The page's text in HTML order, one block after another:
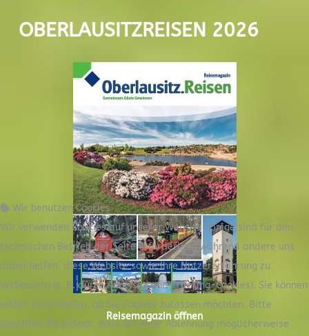
OBERLAUSITZREISEN 2026
Reisemagazin öffnen
Wir benutzen Cookies
Wir verwenden Cookies auf unserer Website. Einige sind für den
technischen Betrieb der Seite erforderlich, während andere uns
dabei helfen, diese Website sowie Ihre Nutzererfahrung zu
verbessern (z. B. durch Analyse- und Tracking-Cookies). Sie können
selbst entscheiden, ob Sie Cookies zulassen möchten. Bitte
beachten Sie jedoch, dass bei einer Ablehnung möglicherweise